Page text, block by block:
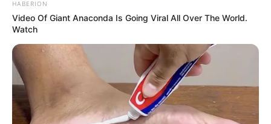
HABERION
Video Of Giant Anaconda Is Going Viral All Over The World.
Watch